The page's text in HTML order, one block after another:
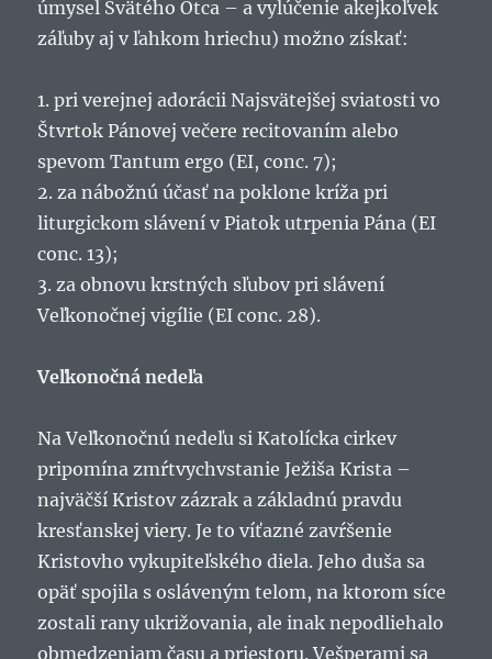
úmysel Svätého Otca – a vylúčenie akejkoľvek
záľuby aj v ľahkom hriechu) možno získať:
1. pri verejnej adorácii Najsvätejšej sviatosti vo
Štvrtok Pánovej večere recitovaním alebo
spevom Tantum ergo (EI, conc. 7);
2. za nábožnú účasť na poklone kríža pri
liturgickom slávení v Piatok utrpenia Pána (EI
conc. 13);
3. za obnovu krstných sľubov pri slávení
Veľkonočnej vigílie (EI conc. 28).
Veľkonočná nedeľa
Na Veľkonočnú nedeľu si Katolícka cirkev
pripomína zmŕtvychvstanie Ježiša Krista –
najväčší Kristov zázrak a základnú pravdu
kresťanskej viery. Je to víťazné zavŕšenie
Kristovho vykupiteľského diela. Jeho duša sa
opäť spojila s osláveným telom, na ktorom síce
zostali rany ukrižovania, ale inak nepodliehalo
obmedzeniam času a priestoru. Vešperami sa